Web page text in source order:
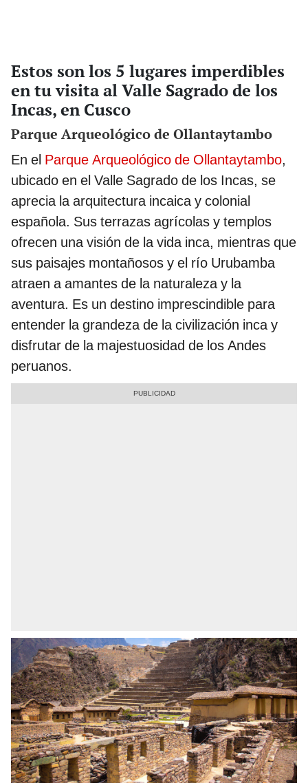
Estos son los 5 lugares imperdibles
en tu visita al Valle Sagrado de los
Incas, en Cusco
Parque Arqueológico de Ollantaytambo
En el Parque Arqueológico de Ollantaytambo,
ubicado en el Valle Sagrado de los Incas, se
aprecia la arquitectura incaica y colonial
española. Sus terrazas agrícolas y templos
ofrecen una visión de la vida inca, mientras que
sus paisajes montañosos y el río Urubamba
atraen a amantes de la naturaleza y la
aventura. Es un destino imprescindible para
entender la grandeza de la civilización inca y
disfrutar de la majestuosidad de los Andes
peruanos.